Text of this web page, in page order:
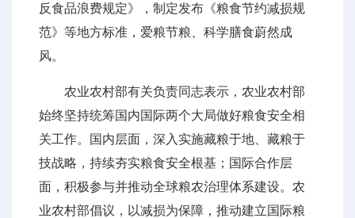
反食品浪费规定》，制定发布《粮食节约减损规
范》等地方标准，爱粮节粮、科学膳食蔚然成
风。
农业农村部有关负责同志表示，农业农村部
始终坚持统筹国内国际两个大局做好粮食安全相
关工作。国内层面，深入实施藏粮于地、藏粮于
技战略，持续夯实粮食安全根基；国际合作层
面，积极参与并推动全球粮农治理体系建设。农
业农村部倡议，以减损为保障，推动建立国际粮